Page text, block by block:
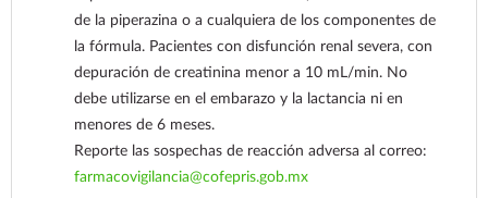
de la piperazina o a cualquiera de los componentes de
la fórmula. Pacientes con disfunción renal severa, con
depuración de creatinina menor a 10 mL/min. No
debe utilizarse en el embarazo y la lactancia ni en
menores de 6 meses.
Reporte las sospechas de reacción adversa al correo:
farmacovigilancia@cofepris.gob.mx